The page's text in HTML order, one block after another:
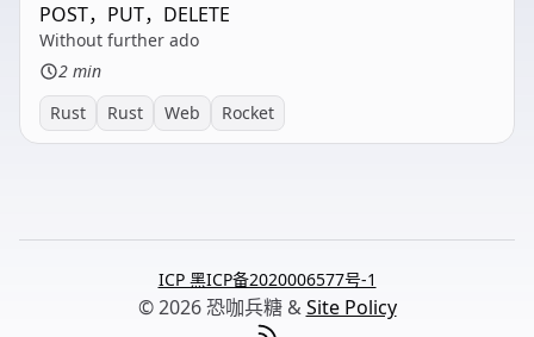
POST，PUT，DELETE
Without further ado
2 min
Rust
Rust Web Rocket
ICP 黑ICP备2020006577号-1
© 2026 恐咖兵糖 &Site Policy